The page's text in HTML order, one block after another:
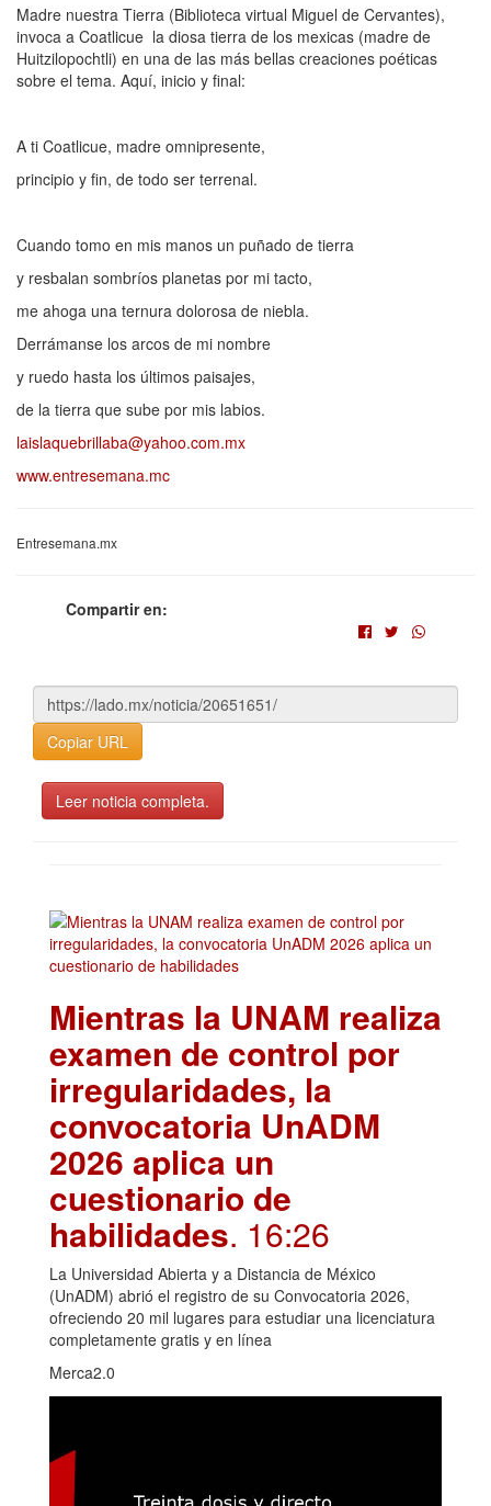
Madre nuestra Tierra (Biblioteca virtual Miguel de Cervantes),
invoca a Coatlicue la diosa tierra de los mexicas (madre de
Huitzilopochtli) en una de las más bellas creaciones poéticas
sobre el tema. Aquí, inicio y final:
A ti Coatlicue, madre omnipresente,
principio y fin, de todo ser terrenal.
Cuando tomo en mis manos un puñado de tierra
y resbalan sombríos planetas por mi tacto,
me ahoga una ternura dolorosa de niebla.
Derrámanse los arcos de mi nombre
y ruedo hasta los últimos paisajes,
de la tierra que sube por mis labios.
laislaquebrillaba@yahoo.com.mx
www.entresemana.mc
Entresemana.mx
Compartir en:
Copiar URL
Leer noticia completa.
Mientras la UNAM realiza
examen de control por
irregularidades, la
convocatoria UnADM
2026 aplica un
cuestionario de
habilidades. 16:26
La Universidad Abierta y a Distancia de México
(UnADM) abrió el registro de su Convocatoria 2026,
ofreciendo 20 mil lugares para estudiar una licenciatura
completamente gratis y en línea
Merca2.0